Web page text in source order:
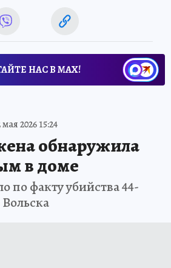
НАС В МАХ!
мая 2026 15:24
обнаружила
в доме
по факту убийства 44-